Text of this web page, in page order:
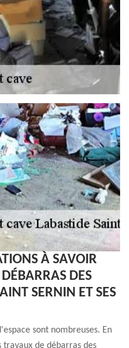
À SAVOIR
DES
SERNIN ET SES
sont nombreuses. En
de débarras des